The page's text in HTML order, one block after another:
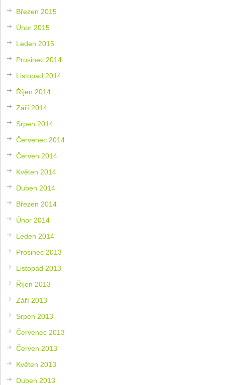
Březen 2015
Únor 2015
Leden 2015
Prosinec 2014
Listopad 2014
Říjen 2014
Září 2014
Srpen 2014
Červenec 2014
Červen 2014
Květen 2014
Duben 2014
Březen 2014
Únor 2014
Leden 2014
Prosinec 2013
Listopad 2013
Říjen 2013
Září 2013
Srpen 2013
Červenec 2013
Červen 2013
Květen 2013
Duben 2013